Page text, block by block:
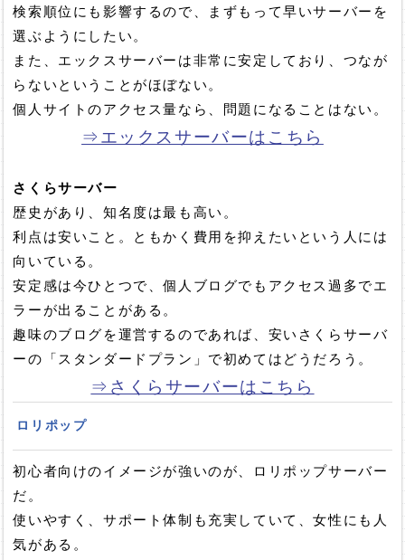
検索順位にも影響するので、まずもって早いサーバーを
選ぶようにしたい。
また、エックスサーバーは非常に安定しており、つなが
らないということがほぼない。
個人サイトのアクセス量なら、問題になることはない。
⇒エックスサーバーはこちら
さくらサーバー
歴史があり、知名度は最も高い。
利点は安いこと。ともかく費用を抑えたいという人には
向いている。
安定感は今ひとつで、個人ブログでもアクセス過多でエ
ラーが出ることがある。
趣味のブログを運営するのであれば、安いさくらサーバ
ーの「スタンダードプラン」で初めてはどうだろう。
⇒さくらサーバーはこちら
ロリポップ
初心者向けのイメージが強いのが、ロリポップサーバー
だ。
使いやすく、サポート体制も充実していて、女性にも人
気がある。